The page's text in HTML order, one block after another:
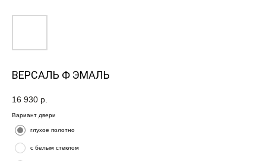
ВЕРСАЛЬ Ф ЭМАЛЬ
16 930 р.
Вариант двери
глухое полотно
с белым стеклом